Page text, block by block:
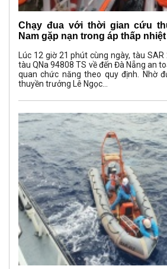
Chạy đua với thời gian cứu
Nam gặp nạn trong áp thấp
Lúc 12 giờ 21 phút cùng ngày, tàu
tàu QNa 94808 TS về đến Đà Nẵng an
quan chức năng theo quy định. Nhờ
thuyền trưởng Lê Ngọc...